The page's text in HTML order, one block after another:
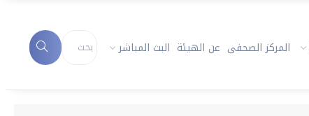
المركز الصحفى عن الهيئة البث المباشر